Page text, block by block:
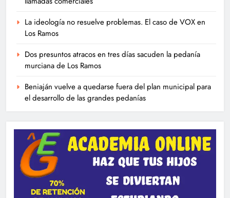
La ideología no resuelve problemas. El caso de VOX en
Los Ramos
Dos presuntos atracos en tres días sacuden la pedanía
murciana de Los Ramos
Beniaján vuelve a quedarse fuera del plan municipal para
el desarrollo de las grandes pedanías